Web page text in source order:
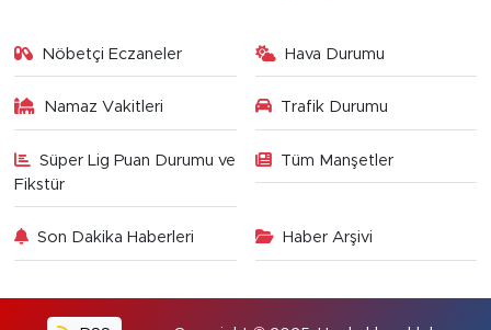
Nöbetçi Eczaneler Hava Durumu
Namaz Vakitleri Trafik Durumu
Süper Lig Puan Durumu ve
Fikstür
Tüm Manşetler
Son Dakika Haberleri Haber Arşivi